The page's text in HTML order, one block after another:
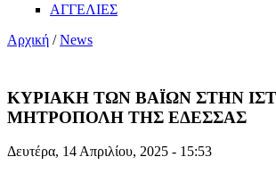
ΑΓΓΕΛΙΕΣ
Αρχική /News
ΚΥΡΙΑΚΗ ΤΩΝ ΒΑΪΩΝ ΣΤΗΝ
ΜΗΤΡΟΠΟΛΗ ΤΗΣ ΕΔΕΣΣΑΣ
Δευτέρα, 14 Απριλίου, 2025 - 15:53